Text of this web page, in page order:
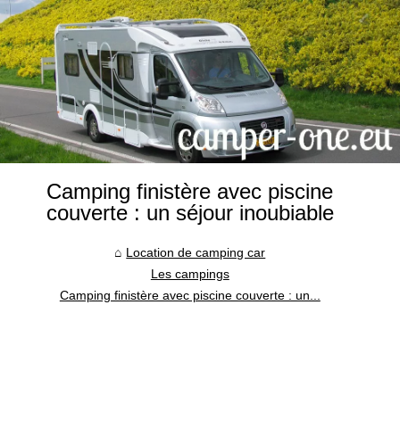
Camping finistère avec piscine
couverte : un séjour inoubiable
Location de camping car
Les campings
Camping finistère avec piscine couverte : un...